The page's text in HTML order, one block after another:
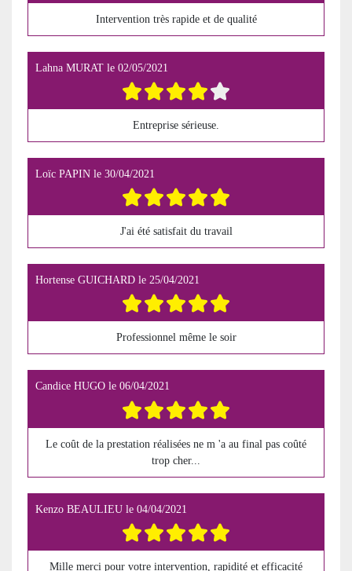
Intervention très rapide et de qualité
Lahna MURAT le 02/05/2021
Entreprise sérieuse.
Loïc PAPIN le 30/04/2021
J'ai été satisfait du travail
Hortense GUICHARD le 25/04/2021
Professionnel même le soir
Candice HUGO le 06/04/2021
Le coût de la prestation réalisées ne m 'a au final pas coûté
trop cher...
Kenzo BEAULIEU le 04/04/2021
Mille merci pour votre intervention, rapidité et efficacité